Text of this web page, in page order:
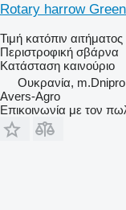
Rotary harrow
Τιμή κατόπιν αιτήματος
Περιστροφική σβάρνα
Κατάσταση καινούριο
Ουκρανία, m.Dnipro
Avers-Agro
Επικοινωνία με τον